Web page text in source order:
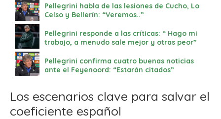
Pellegrini habla de las lesiones de Cucho, Lo
Celso y Bellerín: “Veremos..”
Pellegrini responde a las críticas: “ Hago mi
trabajo, a menudo sale mejor y otras peor”
Pellegrini confirma cuatro buenas noticias
ante el Feyenoord: “Estarán citados”
Los escenarios clave para salvar el
coeficiente español